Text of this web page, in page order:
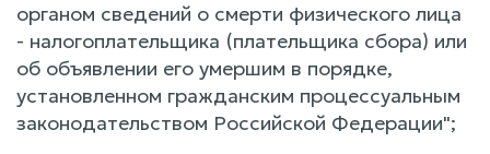
органом сведений о смерти физического лица
- налогоплательщика (плательщика сбора) или
об объявлении его умершим в порядке,
установленном гражданским процессуальным
законодательством Российской Федерации";